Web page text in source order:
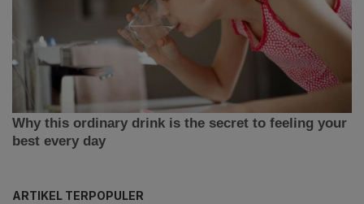
ARTIKEL TERPOPULER